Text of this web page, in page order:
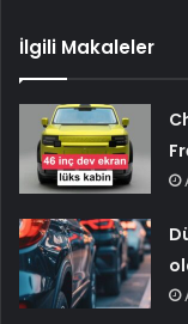
İlgili Makaleler